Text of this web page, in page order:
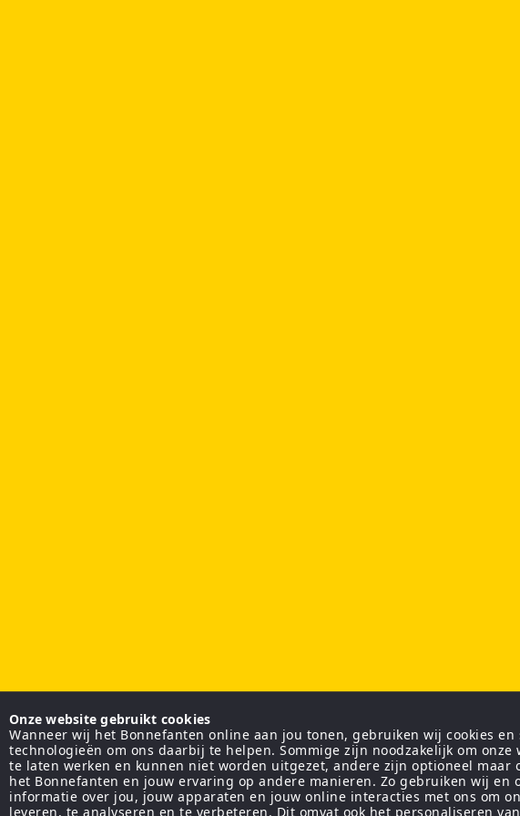
Onze website gebruikt cookies
Wanneer wij het Bonnefanten online aan jou tonen, gebruiken wij cookies en
technologieën om ons daarbij te helpen. Sommige zijn noodzakelijk om onze
te laten werken en kunnen niet worden uitgezet, andere zijn optioneel maar
het Bonnefanten en jouw ervaring op andere manieren. Zo gebruiken wij en
informatie over jou, jouw apparaten en jouw online interacties met ons om
leveren, te analyseren en te verbeteren. Dit omvat ook het personaliseren